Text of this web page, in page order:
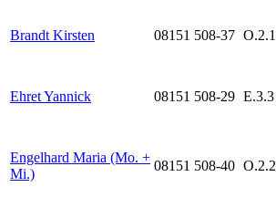
Brandt Kirsten 08151 508-37 O.2.1
Ehret Yannick 08151 508-29 E.3.3
Engelhard Maria (Mo. +
Mi.)
08151 508-40 O.2.2